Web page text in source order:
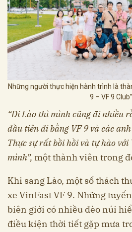
Những người thực hiện hành trình là
9 – VF 9 Club”
“Đi Lào thì mình cũng đi nhiều
đầu tiên đi bằng VF 9 và các
Thực sự rất bồi hồi và tự hào với
mình”, một thành viên trong
Khi sang Lào, một số thách
xe VinFast VF 9. Những
biên giới có nhiều đèo núi
điều kiện thời tiết gặp mưa